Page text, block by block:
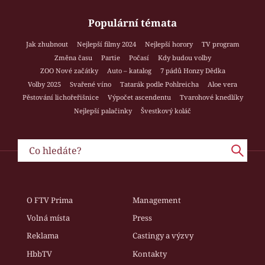
Populární témata
Jak zhubnout Nejlepší filmy 2024 Nejlepší horory
TV program
Změna času
Partie Počasí
Kdy budou volby
ZOO Nové začátky
Auto – katalog
7 pádů Honzy Dědka
Volby 2025
Svařené víno Tatarák podle Pohlreicha
Aloe vera
Pěstování lichořeřišnice
Výpočet ascendentu
Tvarohové knedlíky
Nejlepší palačinky
Švestkový koláč
O FTV Prima
Management
Volná místa
Press
Reklama
Castingy a výzvy
HbbTV
Kontakty